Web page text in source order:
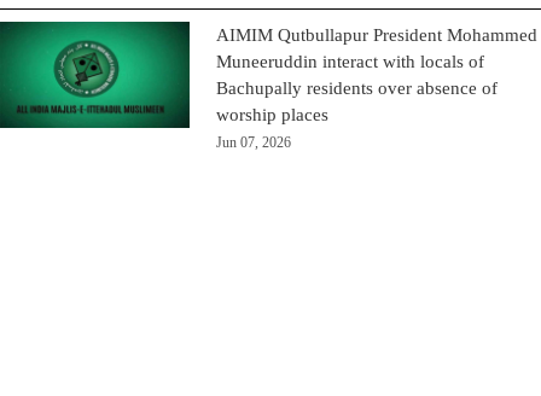
AIMIM Qutbullapur President Mohammed
Muneeruddin interact with locals of
Bachupally residents over absence of
worship places
Jun 07, 2026